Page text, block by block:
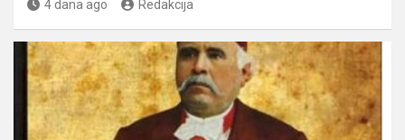
4 dana ago Redakcija